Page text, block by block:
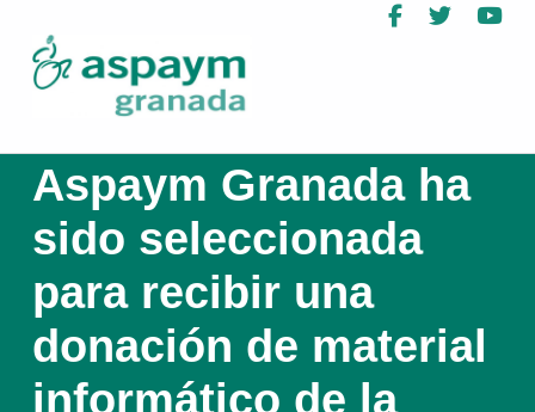
Facebook
Twitter
Aspaym Granada ha
sido seleccionada
para recibir una
donación de material
informático de la